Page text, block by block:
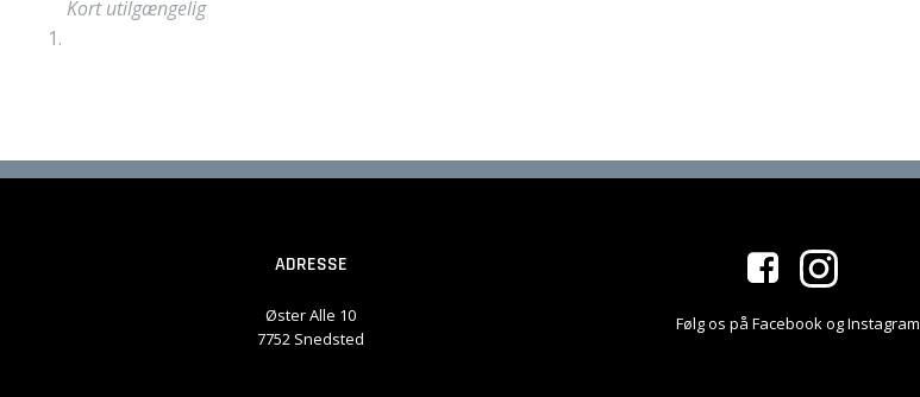
Kort utilgængelig
ADRESSE
Øster Alle 10
7752 Snedsted
Følg os på Facebook og Instagram